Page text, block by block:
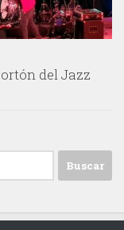
del Jazz